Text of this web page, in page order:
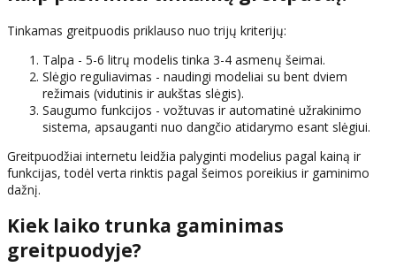
Tinkamas greitpuodis priklauso nuo trijų kriterijų:
Talpa - 5-6 litrų modelis tinka 3-4 asmenų šeimai.
Slėgio reguliavimas - naudingi modeliai su bent dviem
režimais (vidutinis ir aukštas slėgis).
Saugumo funkcijos - vožtuvas ir automatinė užrakinimo
sistema, apsauganti nuo dangčio atidarymo esant slėgiui.
Greitpuodžiai internetu leidžia palyginti modelius pagal kainą ir
funkcijas, todėl verta rinktis pagal šeimos poreikius ir gaminimo
dažnį.
Kiek laiko trunka gaminimas
greitpuodyje?